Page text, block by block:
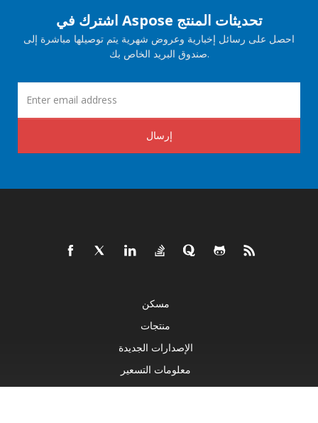
اشترك في Aspose تحديثات المنتج
احصل على رسائل إخبارية وعروض شهرية يتم توصيلها مباشرة إلى
صندوق البريد الخاص بك.
إرسال
مسكن
منتجات
الإصدارات الجديدة
معلومات التسعير
المستندات